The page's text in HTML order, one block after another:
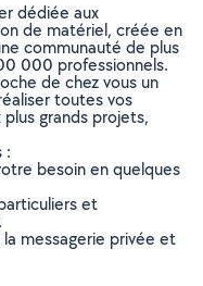
dédiée aux
de matériel, créée en
communauté de plus
000 professionnels.
de chez vous un
toutes vos
grands projets,
:
besoin en quelques
et
messagerie privée et